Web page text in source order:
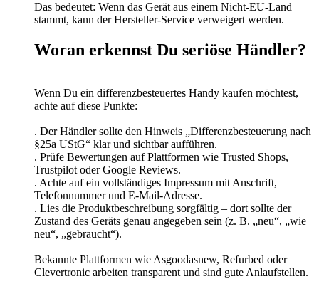
Das bedeutet: Wenn das Gerät aus einem Nicht-EU-Land
stammt, kann der Hersteller-Service verweigert werden.
Woran erkennst Du seriöse Händler?
Wenn Du ein differenzbesteuertes Handy kaufen möchtest,
achte auf diese Punkte:
. Der Händler sollte den Hinweis „Differenzbesteuerung nach
§25a UStG“ klar und sichtbar aufführen.
. Prüfe Bewertungen auf Plattformen wie Trusted Shops,
Trustpilot oder Google Reviews.
. Achte auf ein vollständiges Impressum mit Anschrift,
Telefonnummer und E-Mail-Adresse.
. Lies die Produktbeschreibung sorgfältig – dort sollte der
Zustand des Geräts genau angegeben sein (z. B. „neu“, „wie
neu“, „gebraucht“).
Bekannte Plattformen wie Asgoodasnew, Refurbed oder
Clevertronic arbeiten transparent und sind gute Anlaufstellen.